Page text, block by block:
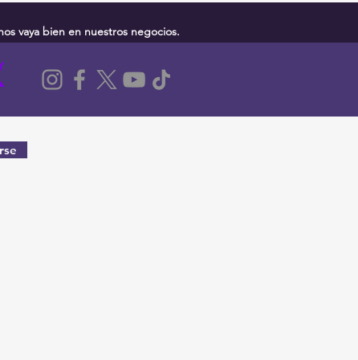
vaya bien en nuestros negocios.